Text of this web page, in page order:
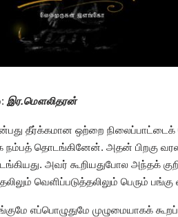
இர.மௌலிதரன்
தீர்க்கமான ஒற்றை
நம்பத் தொடங்கினேன். அதன் பிறகு
அவர் கூறியதுபோல அந்தக்
வெளிப்படுத்தலிலும் பெரும்
எப்பொழுதுமே முழுமையாகக்